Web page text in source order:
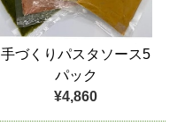
手づくりパスタソース5
パック
¥4,860